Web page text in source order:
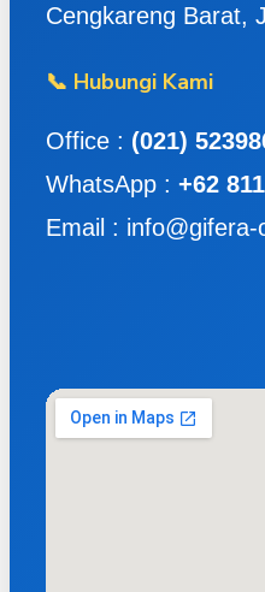
Cengkareng Barat,
📞 Hubungi Kami
Office : (021)
WhatsApp : +62
Email : info@gifera-